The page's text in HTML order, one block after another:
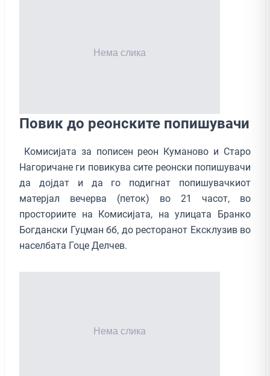
Повик до реонските попишувачи
Комисијата за пописен реон Куманово и Старо
Нагоричане ги повикува сите реонски попишувачи
да дојдат и да го подигнат попишувачкиот
матерјал вечерва (петок) во 21 часот, во
просториите на Комисијата, на улицата Бранко
Богдански Гуцман бб, до ресторанот Ексклузив во
населбата Гоце Делчев.